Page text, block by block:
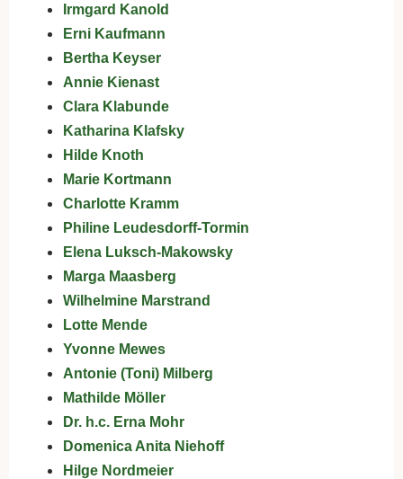
Irmgard Kanold
Erni Kaufmann
Bertha Keyser
Annie Kienast
Clara Klabunde
Katharina Klafsky
Hilde Knoth
Marie Kortmann
Charlotte Kramm
Philine Leudesdorff-Tormin
Elena Luksch-Makowsky
Marga Maasberg
Wilhelmine Marstrand
Lotte Mende
Yvonne Mewes
Antonie (Toni) Milberg
Mathilde Möller
Dr. h.c. Erna Mohr
Domenica Anita Niehoff
Hilge Nordmeier